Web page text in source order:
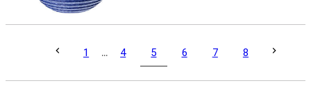
1 ... 4 5 6 7 8